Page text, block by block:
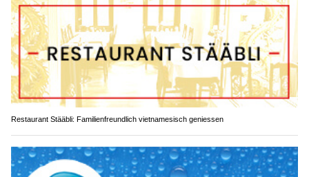
Restaurant Stääbli: Familienfreundlich vietnamesisch geniessen